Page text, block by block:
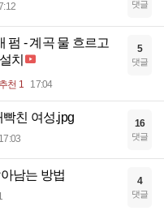
댓글
펌 - 계곡 물 흐르고
치
추천 1 17:04
5
댓글
친 여성.jpg
17:03
16
댓글
남는 방법 4
댓글